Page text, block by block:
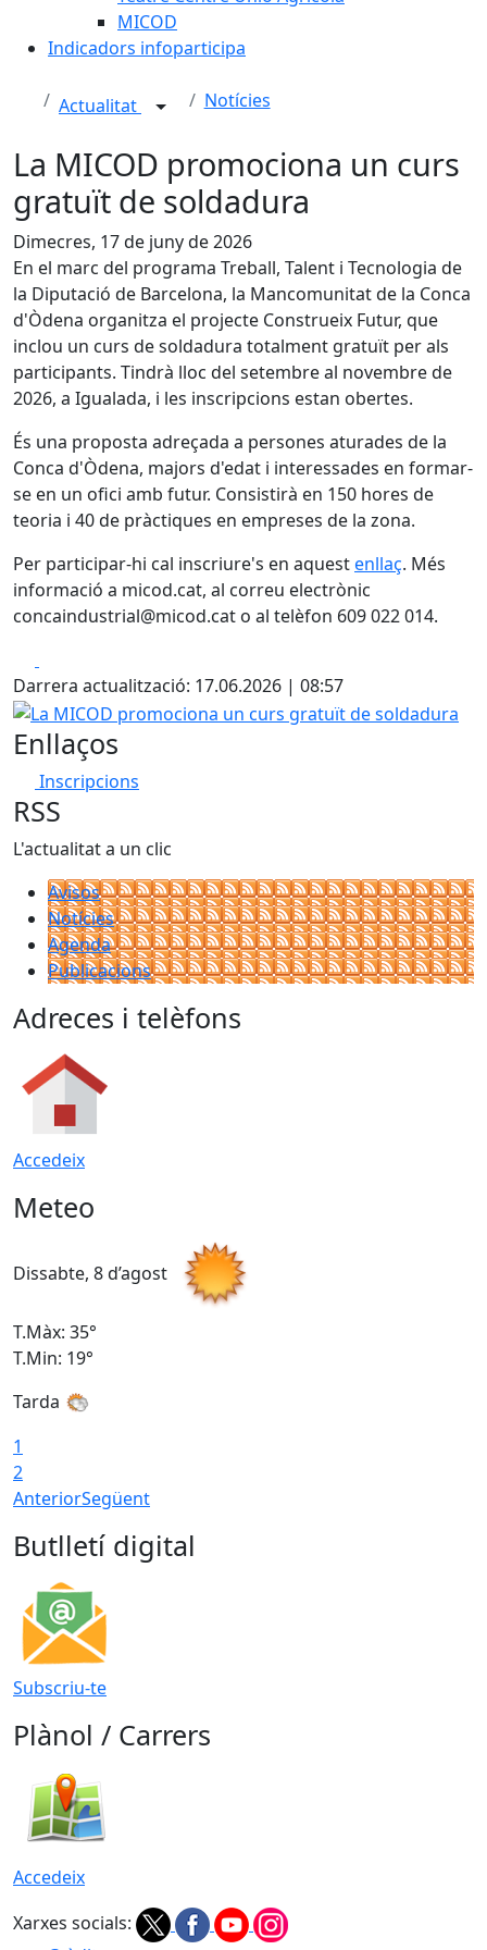
MICOD
Indicadors infoparticipa
Actualitat Notícies
La MICOD promociona un curs
gratuït de soldadura
Dimecres, 17 de juny de 2026
En el marc del programa Treball, Talent i Tecnologia de
la Diputació de Barcelona, la Mancomunitat de la Conca
d'Òdena organitza el projecte Construeix Futur, que
inclou un curs de soldadura totalment gratuït per als
participants. Tindrà lloc del setembre al novembre de
2026, a Igualada, i les inscripcions estan obertes.
És una proposta adreçada a persones aturades de la
Conca d'Òdena, majors d'edat i interessades en formar-
se en un ofici amb futur. Consistirà en 150 hores de
teoria i 40 de pràctiques en empreses de la zona.
Per participar-hi cal inscriure's en aquestenllaç. Més
informació a micod.cat, al correu electrònic
concaindustrial@micod.cat o al telèfon 609 022 014.
Darrera actualització: 17.06.2026 | 08:57
La MICOD promociona un curs gratuït de soldadura
Enllaços
Inscripcions
RSS
L'actualitat a un clic
Avisos
Notícies
Agenda
Publicacions
Adreces i telèfons
Accedeix
Meteo
Dissabte, 8 d’agost
T.Màx: 35°
T.Min: 19°
Tarda
1
2
AnteriorSegüent
Butlletí digital
Subscriu-te
Plànol / Carrers
Accedeix
Xarxes socials: